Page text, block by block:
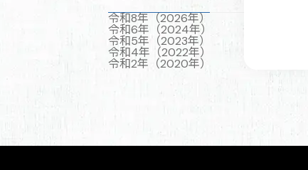
令和8年（2026年）
令和6年（2024年）
令和5年（2023年）
令和4年（2022年）
令和2年（2020年）